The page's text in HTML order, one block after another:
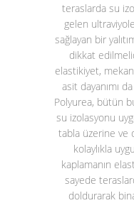
teraslarda su
gelen
sağlayan bir
dikkat
elastikiyet,
asit dayanımı
Polyurea, bütün
su izolasyonu
tabla üzerine ve
kolaylıkla
kaplamanın
sayede
doldurarak